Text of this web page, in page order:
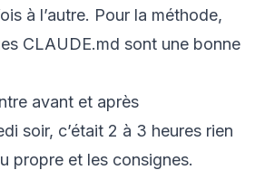
à l’autre. Pour la méthode,
CLAUDE.md sont une bonne
avant et après
soir, c’était 2 à 3 heures rien
propre et les consignes.